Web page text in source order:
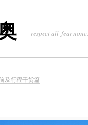
respect all, fear none.
及行程干货篇